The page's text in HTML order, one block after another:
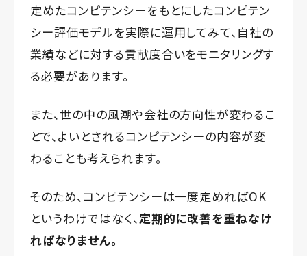
定めたコンピテンシーをもとにしたコンピテン
シー評価モデルを実際に運用してみて、自社の
業績などに対する貢献度合いをモニタリングす
る必要があります。
また、世の中の風潮や会社の方向性が変わるこ
とで、よいとされるコンピテンシーの内容が変
わることも考えられます。
そのため、コンピテンシーは一度定めればOK
というわけではなく、定期的に改善を重ねなけ
ればなりません。